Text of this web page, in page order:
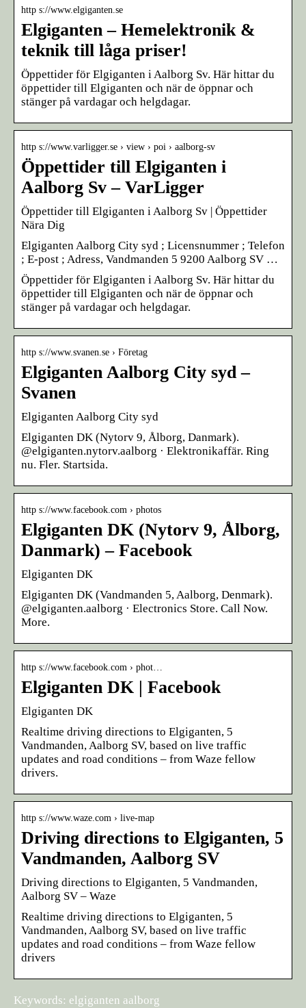
http s://www.elgiganten.se
Elgiganten – Hemelektronik &
teknik till låga priser!
Öppettider för Elgiganten i Aalborg Sv. Här hittar du
öppettider till Elgiganten och när de öppnar och
stänger på vardagar och helgdagar.
http s://www.varligger.se › view › poi › aalborg-sv
Öppettider till Elgiganten i
Aalborg Sv – VarLigger
Öppettider till Elgiganten i Aalborg Sv | Öppettider
Nära Dig
Elgiganten Aalborg City syd ; Licensnummer ; Telefon
; E-post ; Adress, Vandmanden 5 9200 Aalborg SV …
Öppettider för Elgiganten i Aalborg Sv. Här hittar du
öppettider till Elgiganten och när de öppnar och
stänger på vardagar och helgdagar.
http s://www.svanen.se › Företag
Elgiganten Aalborg City syd –
Svanen
Elgiganten Aalborg City syd
Elgiganten DK (Nytorv 9, Ålborg, Danmark).
@elgiganten.nytorv.aalborg · Elektronikaffär. Ring
nu. Fler. Startsida.
http s://www.facebook.com › photos
Elgiganten DK (Nytorv 9, Ålborg,
Danmark) – Facebook
Elgiganten DK
Elgiganten DK (Vandmanden 5, Aalborg, Denmark).
@elgiganten.aalborg · Electronics Store. Call Now.
More.
http s://www.facebook.com › phot…
Elgiganten DK | Facebook
Elgiganten DK
Realtime driving directions to Elgiganten, 5
Vandmanden, Aalborg SV, based on live traffic
updates and road conditions – from Waze fellow
drivers.
http s://www.waze.com › live-map
Driving directions to Elgiganten, 5
Vandmanden, Aalborg SV
Driving directions to Elgiganten, 5 Vandmanden,
Aalborg SV – Waze
Realtime driving directions to Elgiganten, 5
Vandmanden, Aalborg SV, based on live traffic
updates and road conditions – from Waze fellow
drivers
Keywords: elgiganten aalborg